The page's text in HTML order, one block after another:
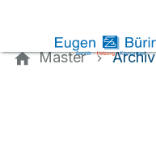
Master Archiv